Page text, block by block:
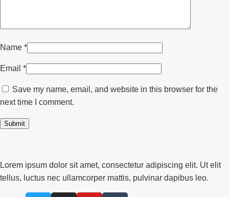
Name *
Email *
Save my name, email, and website in this browser for the
next time I comment.
Lorem ipsum dolor sit amet, consectetur adipiscing elit. Ut elit
tellus, luctus nec ullamcorper mattis, pulvinar dapibus leo.